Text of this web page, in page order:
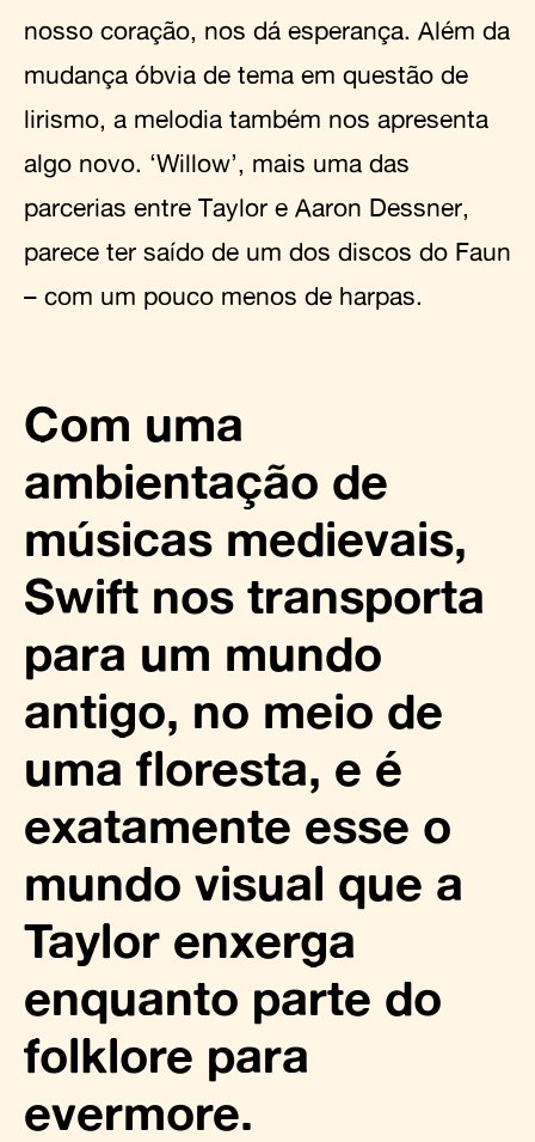
nosso coração, nos dá esperança. Além da
mudança óbvia de tema em questão de
lirismo, a melodia também nos apresenta
algo novo. ‘Willow’, mais uma das
parcerias entre Taylor e Aaron Dessner,
parece ter saído de um dos discos do Faun
– com um pouco menos de harpas.
Com uma
ambientação de
músicas medievais,
Swift nos transporta
para um mundo
antigo, no meio de
uma floresta, e é
exatamente esse o
mundo visual que a
Taylor enxerga
enquanto parte do
folklore para
evermore.